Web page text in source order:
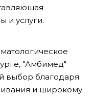
и услуги.
"Амбимед"
выбор благодаря
и широкому